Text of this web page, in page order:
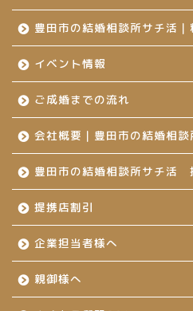
豊田市の結婚相談所サチ活
イベント情報
ご成婚までの流れ
会社概要｜豊田市の結婚相
豊田市の結婚相談所サチ活
提携店割引
企業担当者様へ
親御様へ